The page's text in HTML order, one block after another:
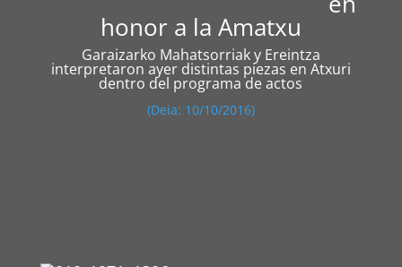
honor a la Amatxu
Garaizarko Mahatsorriak y Ereintza
interpretaron ayer distintas piezas en Atxuri
dentro del programa de actos
(Deia: 10/10/2016)